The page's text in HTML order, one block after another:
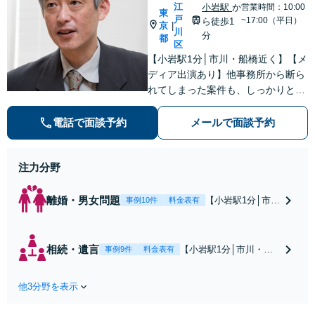
東
京
都
江
戸
川
区
小岩駅か
ら徒歩1
分
営業時間：10:00
~17:00（平日）
【小岩駅1分│市川・船橋近く】【メ
ディア出演あり】他事務所から断ら
れてしまった案件も、しっかりと面
談し、法的アドバイスをいたします
【解決実績約1000件】豊富な離婚調
停・裁判実績あり【不動産業界出
電話で面談予約 メールで面談予約
注力分野
離婚・男女問題 事例10件 料金表有
【小岩駅1分│市
回避、裁判提起前
の和解、子の認知
相続・遺言 事例9件 料金表有
【小岩駅1分│市川・船
他3分野を表示